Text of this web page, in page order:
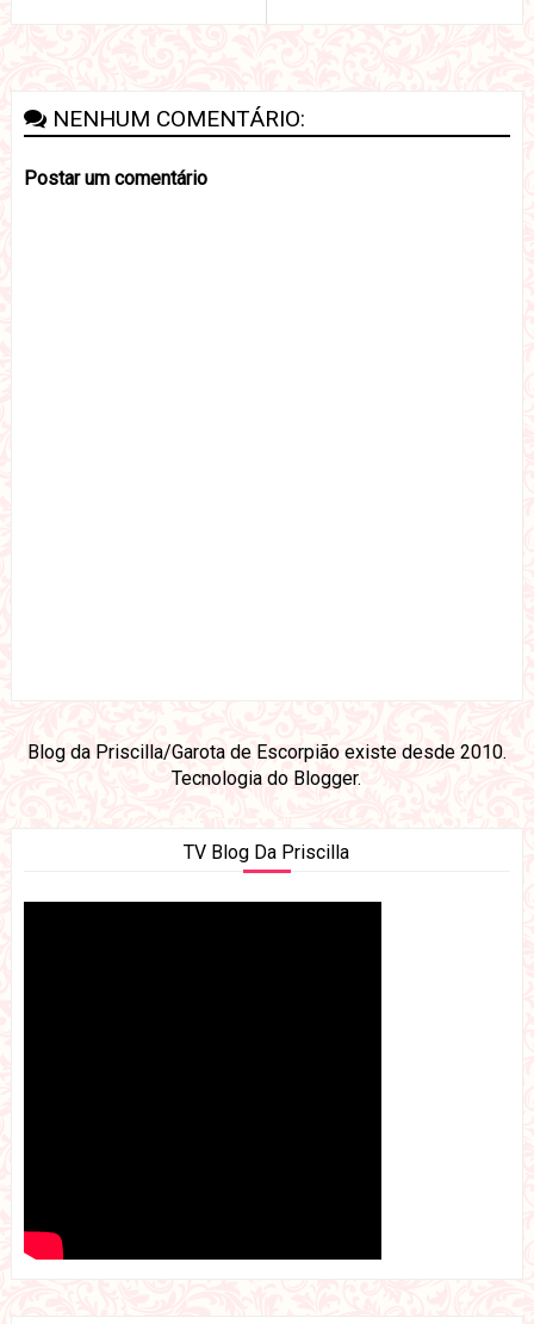
NENHUM COMENTÁRIO:
Postar um comentário
Blog da Priscilla/Garota de Escorpião existe desde 2010.
Tecnologia do Blogger.
TV Blog Da Priscilla